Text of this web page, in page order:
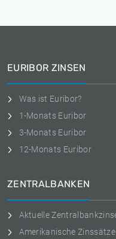
EURIBOR ZINSEN
Was ist Euribor?
1-Monats Euribor
3-Monats Euribor
12-Monats Euribor
ZENTRALBANKEN
Aktuelle
Amerikanische Zinssätze